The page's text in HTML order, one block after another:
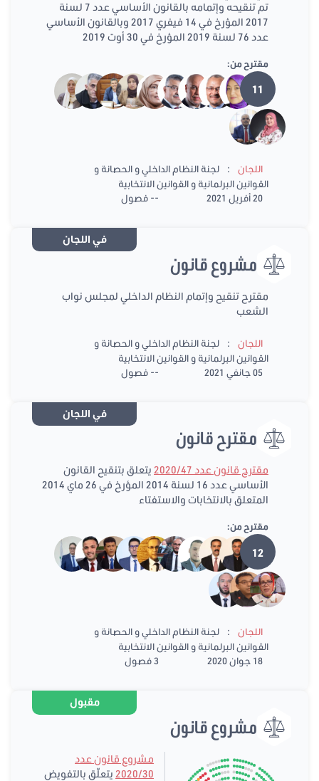
تم تنقيحه وإتمامه بالقانون الأساسي عدد 7 لسنة
2017 المؤرخ في 14 فيفري 2017 وبالقانون الأساسي
عدد 76 لسنة 2019 المؤرخ في 30 أوت 2019
مقترح من:
11
اللجان :
لجنة النظام الداخلي و الحصانة و
القوانين البرلمانية و القوانين الانتخابية
-- فصول
في اللجان
مشروع قانون
مقترح تنقيح وإتمام النظام الداخلي لمجلس نواب
الشعب
اللجان :
لجنة النظام الداخلي و الحصانة و
القوانين البرلمانية و القوانين الانتخابية
-- فصول
في اللجان
مقترح قانون
مقترح قانون عدد 2020/47
يتعلق بتنقيح القانون
الأساسي عدد 16 لسنة 2014 المؤرخ في 26 ماي 2014
المتعلق بالانتخابات والاستفتاء
مقترح من:
12
اللجان :
لجنة النظام الداخلي و الحصانة و
القوانين البرلمانية و القوانين الانتخابية
مقبول
مشروع قانون
مشروع قانون عدد
2020/30يتعلّق بالتفويض